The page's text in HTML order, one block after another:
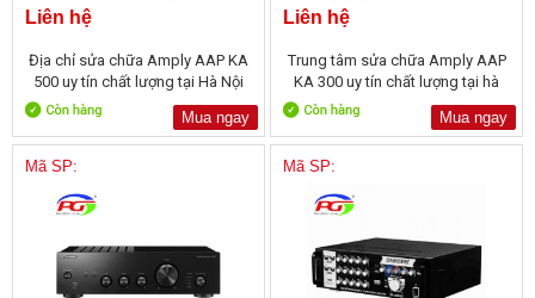
Liên hệ
Địa chỉ sửa chữa Amply AAP KA
500 uy tín chất lượng tại Hà Nội
Mua ngay
Liên hệ
Trung tâm sửa chữa Amply AAP
KA 300 uy tín chất lượng tại hà
Mua ngay
Mã SP: Mã SP: